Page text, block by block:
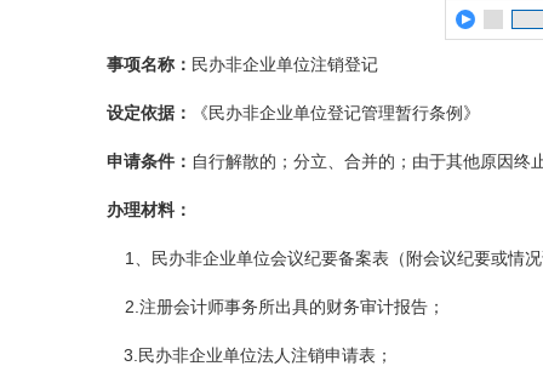
事项名称： 民办非企业单位注销登记
设定依据： 《民办非企业单位登记管理暂行条例》
申请条件： 自行解散的；分立、合并的；由于其他原因终
办理材料：
1、民办非企业单位会议纪要备案表（附会议纪要或情
2.注册会计师事务所出具的财务审计报告；
3.民办非企业单位法人注销申请表；